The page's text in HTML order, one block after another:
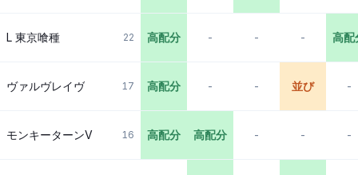
L 東京喰種 22 高配分 - - - 高配
ヴァルヴレイヴ 17 高配分 - - 並び -
モンキーターンV 16 高配分 高配分 - - -